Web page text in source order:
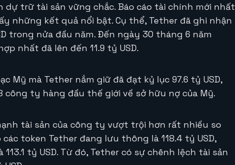
dự trữ tài sản vững chắc. Báo cáo tài chính mới nhất
những kết quả nổi bật. Cụ thể, Tether đã ghi nhận
trong nửa đầu năm. Đến ngày 30 tháng 6 năm
nhất đã lên đến 11.9 tỷ USD.
Mỹ mà Tether nắm giữ đã đạt kỷ lục 97.6 tỷ USD,
công ty hàng đầu thế giới về sở hữu nợ của Mỹ.
tài sản của công ty vượt trội hơn rất nhiều so
token Tether đang lưu thông là 118.4 tỷ USD,
tỷ USD. Từ đó, Tether có sự chênh lệch tài sản